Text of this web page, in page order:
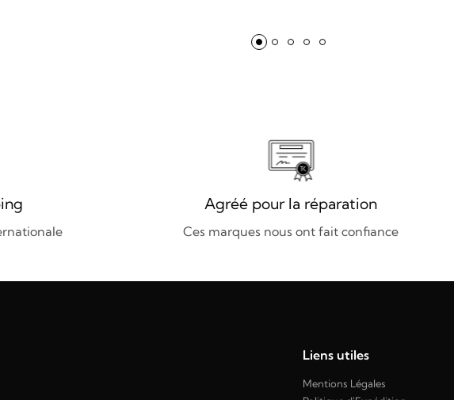
Agréé pour la réparation
Ces marques nous ont fait confiance
Liens utiles
Mentions Légales